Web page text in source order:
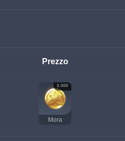
Prezzo
3.000
Mora